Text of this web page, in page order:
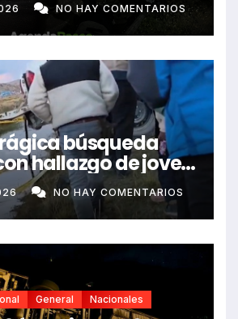
fallecidos
NO HAY COMENTARIOS
búsqueda
hallazgo de joven
RancasNO HAY COMENTARIOS
General Nacionales